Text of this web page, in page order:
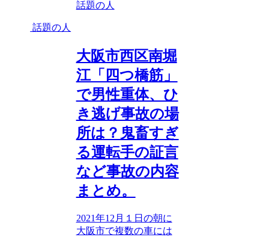
話題の人
話題の人
大阪市西区南堀
江「四つ橋筋」
で男性重体、ひ
き逃げ事故の場
所は？鬼畜すぎ
る運転手の証言
など事故の内容
まとめ。
2021年12月１日の朝に
大阪市で複数の車には